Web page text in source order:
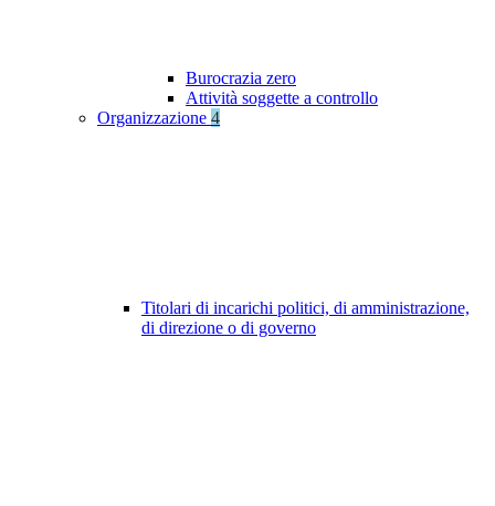
Burocrazia zero
Attività soggette a controllo
Organizzazione 4
Titolari di incarichi politici, di amministrazione,
di direzione o di governo